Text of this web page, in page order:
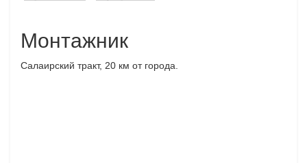
Монтажник
Салаирский тракт, 20 км от города.